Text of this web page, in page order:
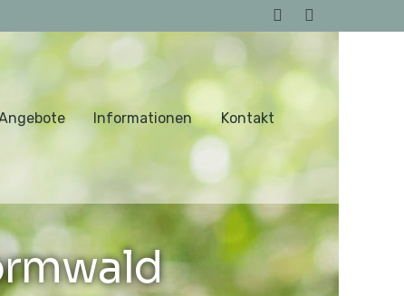
Informationen Kontakt